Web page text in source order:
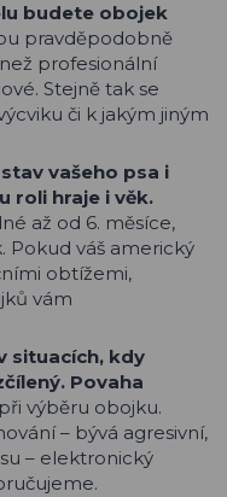
budete obojek
pravděpodobně
profesionální
Stejně tak se
či k jakým jiným
vašeho psa i
roli hraje i věk.
až od 6. měsíce,
Pokud váš americký
obtížemi,
vám
situacích, kdy
Povaha
výběru obojku.
– bývá agresivní,
– elektronický